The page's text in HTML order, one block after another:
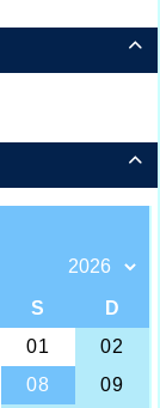


résultats
partie
nouveau
pour notre
Unis